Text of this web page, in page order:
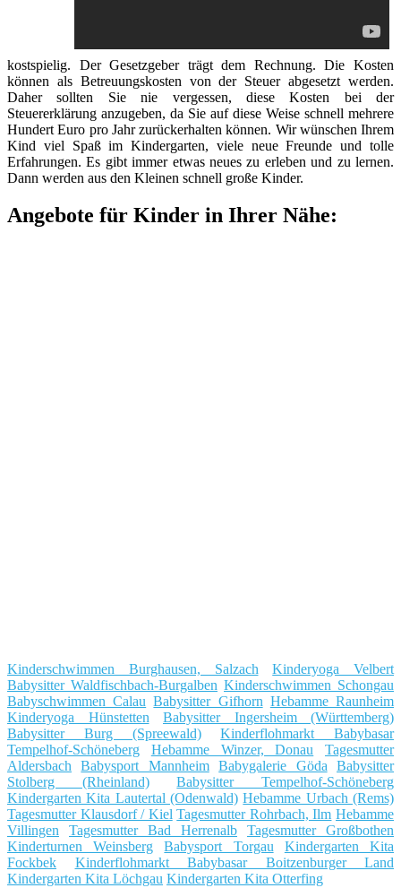
kostspielig. Der Gesetzgeber trägt dem Rechnung. Die Kosten
können als Betreuungskosten von der Steuer abgesetzt werden.
Daher sollten Sie nie vergessen, diese Kosten bei der
Steuererklärung anzugeben, da Sie auf diese Weise schnell mehrere
Hundert Euro pro Jahr zurückerhalten können. Wir wünschen Ihrem
Kind viel Spaß im Kindergarten, viele neue Freunde und tolle
Erfahrungen. Es gibt immer etwas neues zu erleben und zu lernen.
Dann werden aus den Kleinen schnell große Kinder.
Angebote für Kinder in Ihrer Nähe:
Kinderschwimmen Burghausen, Salzach
Kinderyoga Velbert
Babysitter Waldfischbach-Burgalben Kinderschwimmen Schongau
Babyschwimmen Calau Babysitter Gifhorn Hebamme Raunheim
Kinderyoga Hünstetten
Babysitter Ingersheim (Württemberg)
Babysitter Burg (Spreewald)
Kinderflohmarkt Babybasar
Tempelhof-Schöneberg
Hebamme Winzer, Donau
Tagesmutter
Aldersbach
Babysport Mannheim Babygalerie Göda
Babysitter
Stolberg (Rheinland)
Babysitter Tempelhof-Schöneberg
Kindergarten Kita Lautertal (Odenwald) Hebamme Urbach (Rems)
Tagesmutter Klausdorf / Kiel Tagesmutter Rohrbach, Ilm Hebamme
Villingen
Tagesmutter Bad Herrenalb
Tagesmutter Großbothen
Kinderturnen Weinsberg
Babysport Torgau
Kindergarten Kita
Fockbek
Kinderflohmarkt Babybasar Boitzenburger Land
Kindergarten Kita Löchgau Kindergarten Kita Otterfing